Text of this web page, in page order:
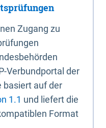
Zugang zu
Verbundportal der
basiert auf der
1.1 und liefert die
Format